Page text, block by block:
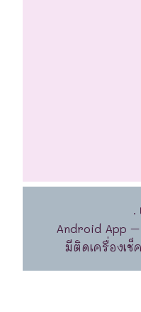
.
Android App
มีติดเครื่องเช็